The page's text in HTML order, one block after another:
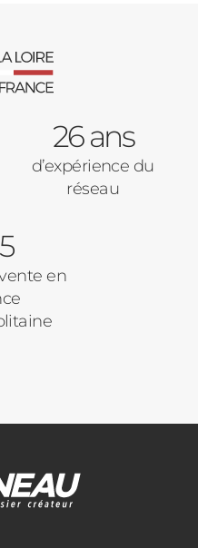
26 ans
d’expérience du
réseau
en